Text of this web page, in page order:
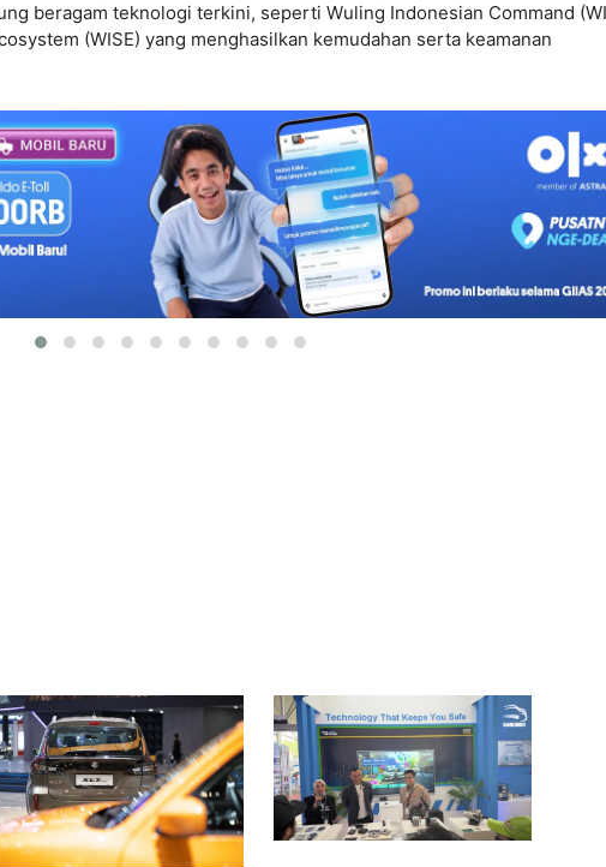
beragam teknologi terkini, seperti Wuling Indonesian Command
(WISE) yang menghasilkan kemudahan serta keamanan